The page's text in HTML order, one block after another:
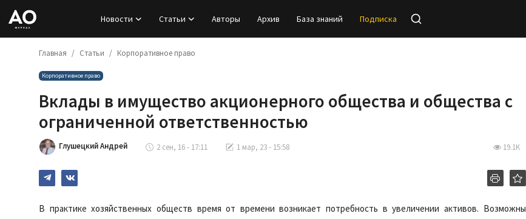
Новости Статьи Авторы Архив База знаний Подписка
Статьи
Главная Статьи Корпоративное право
Корпоративное право
Вклады в имущество акционерного общества и общества с
ограниченной ответственностью
Глушецкий Андрей 2 сен, 16 - 17:11 1 мар, 23 - 15:58 19.1K
В практике хозяйственных обществ время от времени возникает потребность в увеличении активов. Возможны